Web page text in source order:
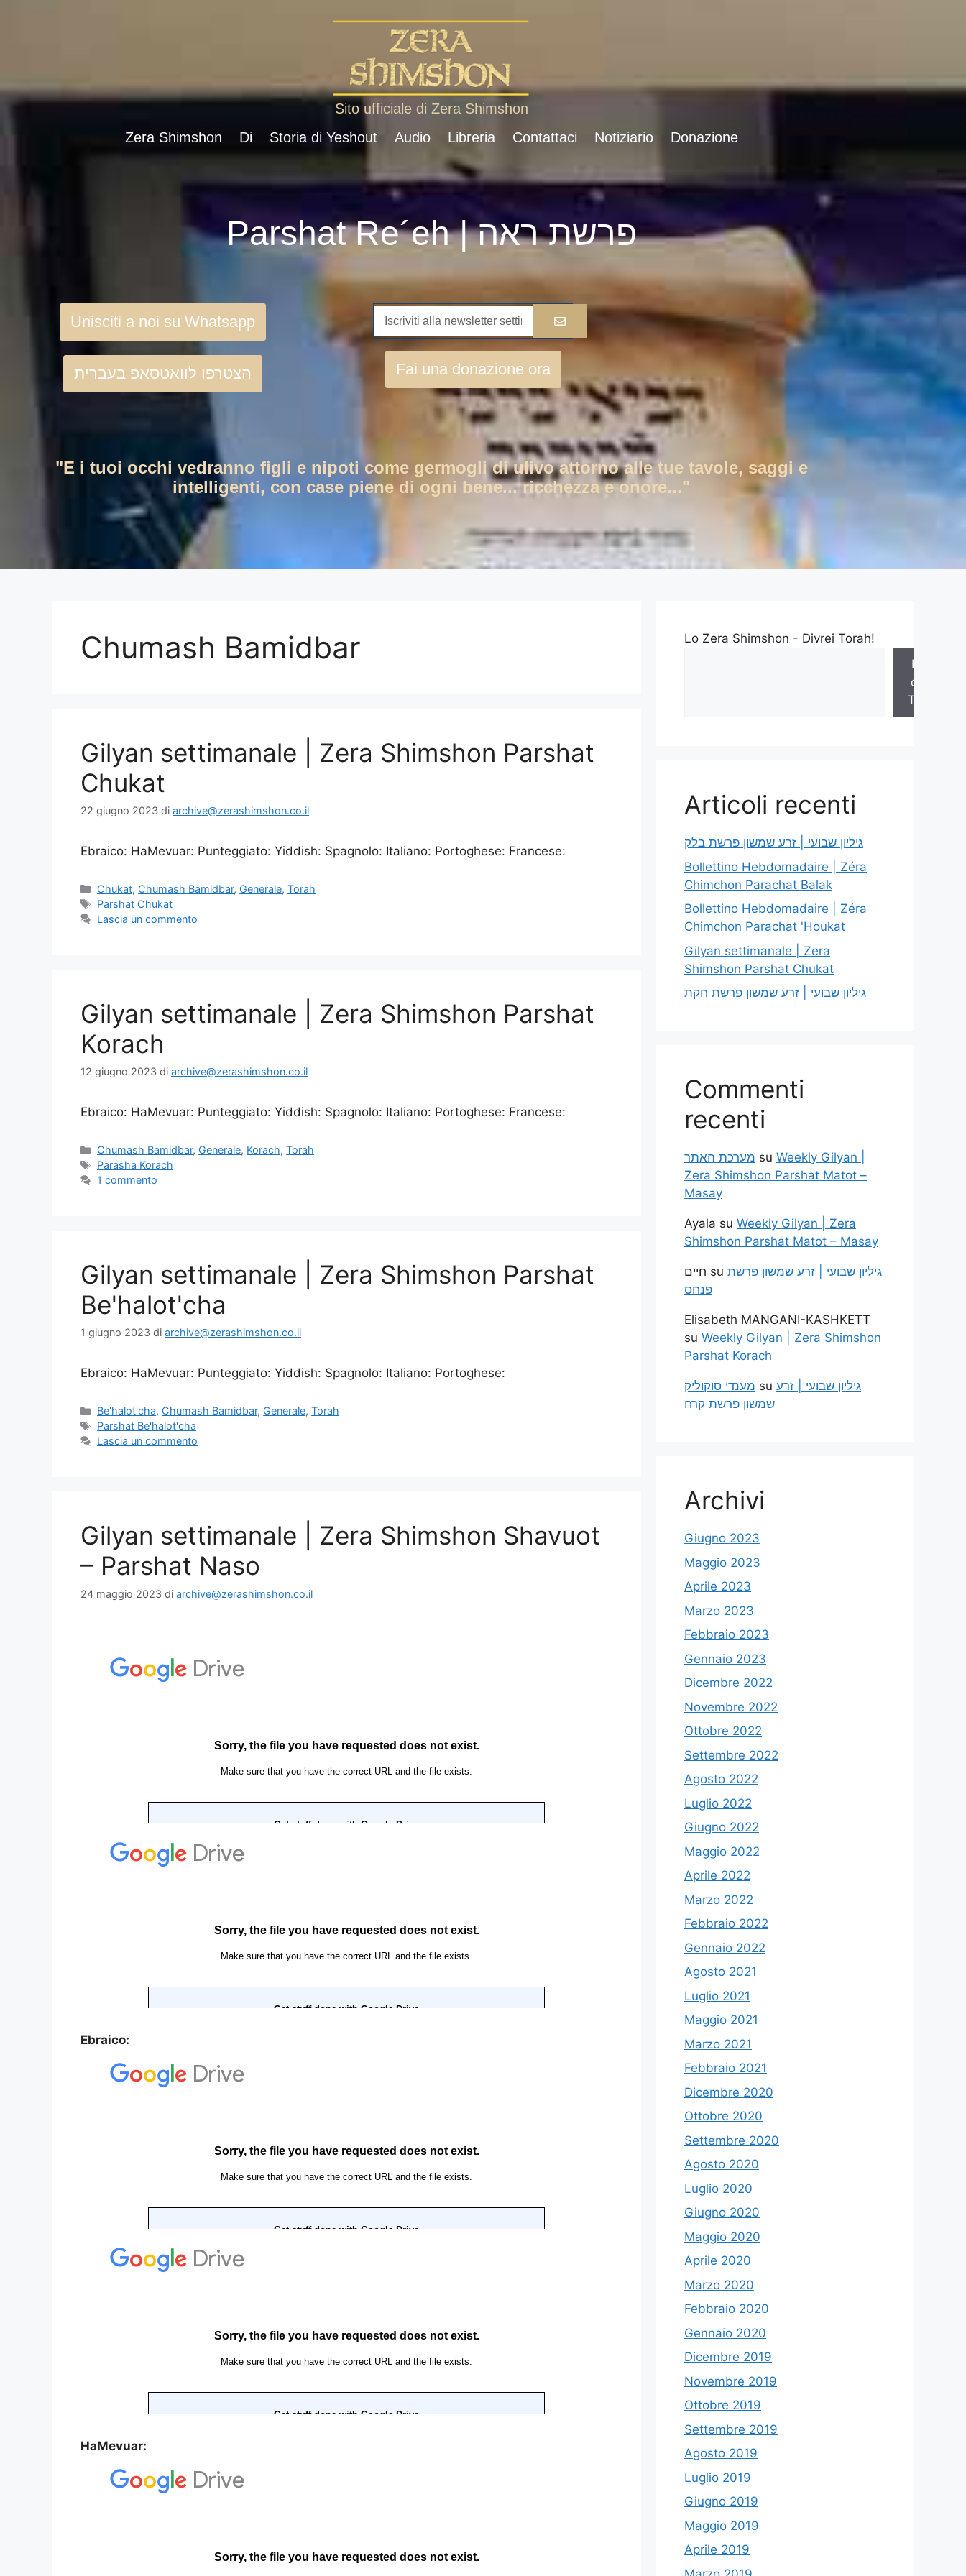
Sito ufficiale di Zera Shimshon
Zera Shimshon
Di Storia di Yeshout Audio Libreria Contattaci Notiziario Donazione
Parshat Re´eh | פרשת ראה
Unisciti a noi su Whatsapp
הצטרפו לוואטסאפ בעברית Fai una donazione ora
"E i tuoi occhi vedranno figli e nipoti come germogli di ulivo attorno alle tue tavole, saggi e
intelligenti, con case piene di ogni bene... ricchezza e onore..."
Chumash Bamidbar
Gilyan settimanale | Zera Shimshon Parshat
Chukat
22 giugno 2023 di archive@zerashimshon.co.il
Ebraico: HaMevuar: Punteggiato: Yiddish: Spagnolo: Italiano: Portoghese: Francese:
Chukat, Chumash Bamidbar, Generale,Torah
Parshat Chukat
Lascia un commento
Gilyan settimanale | Zera Shimshon Parshat
Korach
12 giugno 2023 di archive@zerashimshon.co.il
Ebraico: HaMevuar: Punteggiato: Yiddish: Spagnolo: Italiano: Portoghese: Francese:
Chumash Bamidbar, Generale, Korach,Torah
Parasha Korach
1 commento
Gilyan settimanale | Zera Shimshon Parshat
Be'halot'cha
1 giugno 2023 di archive@zerashimshon.co.il
Ebraico: HaMevuar: Punteggiato: Yiddish: Spagnolo: Italiano: Portoghese:
Be'halot'cha, Chumash Bamidbar, Generale,Torah
Parshat Be'halot'cha
Lascia un commento
Gilyan settimanale | Zera Shimshon Shavuot
– Parshat Naso
24 maggio 2023 di archive@zerashimshon.co.il
Ebraico:
HaMevuar:
Lo Zera Shimshon - Divrei Torah!
Fogli
della
Torah
Articoli recenti
גיליון שבועי | זרע שמשון פרשת בלק
Bollettino Hebdomadaire | Zéra
Chimchon Parachat Balak
Bollettino Hebdomadaire | Zéra
Chimchon Parachat 'Houkat
Gilyan settimanale | Zera
Shimshon Parshat Chukat
גיליון שבועי | זרע שמשון פרשת חקת
Commenti
recenti
מערכת האתר su Weekly Gilyan |
Zera Shimshon Parshat Matot –
Masay
Ayala su Weekly Gilyan | Zera
Shimshon Parshat Matot – Masay
חיים su גיליון שבועי | זרע שמשון פרשת
פנחס
Elisabeth MANGANI-KASHKETT
su Weekly Gilyan | Zera Shimshon
Parshat Korach
מענדי סוקוליק su גיליון שבועי | זרע
שמשון פרשת קרח
Archivi
Giugno 2023
Maggio 2023
Aprile 2023
Marzo 2023
Febbraio 2023
Gennaio 2023
Dicembre 2022
Novembre 2022
Ottobre 2022
Settembre 2022
Agosto 2022
Luglio 2022
Giugno 2022
Maggio 2022
Aprile 2022
Marzo 2022
Febbraio 2022
Gennaio 2022
Agosto 2021
Luglio 2021
Maggio 2021
Marzo 2021
Febbraio 2021
Dicembre 2020
Ottobre 2020
Settembre 2020
Agosto 2020
Luglio 2020
Giugno 2020
Maggio 2020
Aprile 2020
Marzo 2020
Febbraio 2020
Gennaio 2020
Dicembre 2019
Novembre 2019
Ottobre 2019
Settembre 2019
Agosto 2019
Luglio 2019
Giugno 2019
Maggio 2019
Aprile 2019